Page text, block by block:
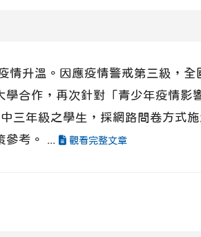
升溫。因應疫情警戒第三級，
合作，再次針對「青少年疫情影
三年級之學生，採網路問卷方式
考。 ...
觀看完整文章